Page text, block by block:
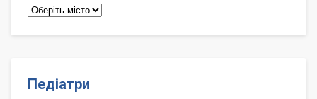
Терапевти
Педіатри